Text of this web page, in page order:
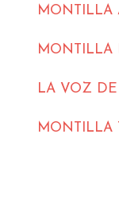
MONTILLA
MONTILLA
LA VOZ
MONTILLA